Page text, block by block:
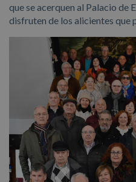
que se acerquen al Palacio de
disfruten de los alicientes que